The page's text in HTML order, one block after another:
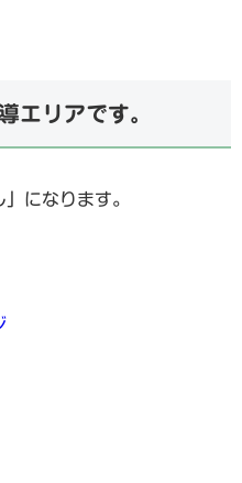
エリアです。
になります。